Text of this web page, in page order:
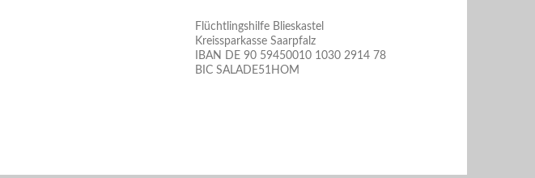
Flüchtlingshilfe Blieskastel
Kreissparkasse Saarpfalz
IBAN DE 90 59450010 1030 2914 78
BIC SALADE51HOM